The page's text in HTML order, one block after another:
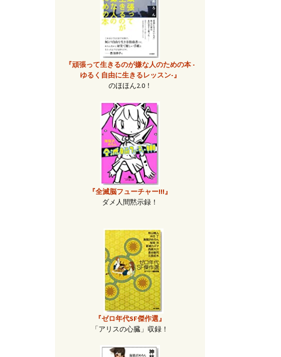
『頑張って生きるのが嫌な人のための本 -
ゆるく自由に生きるレッスン-』
のほほん2.0！
『全滅脳フューチャー!!!』
ダメ人間黙示録！
『ゼロ年代SF傑作選』
「アリスの心臓」収録！